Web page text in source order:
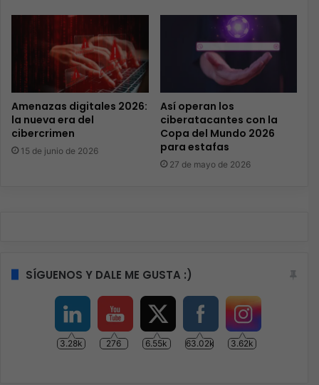
Amenazas digitales 2026:
la nueva era del
cibercrimen
15 de junio de 2026
Así operan los
ciberatacantes con la
Copa del Mundo 2026
para estafas
27 de mayo de 2026
SÍGUENOS Y DALE ME GUSTA :)
3.28k 276 6.55k 63.02k 3.62k